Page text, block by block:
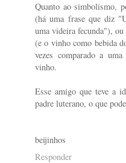
Quanto ao simbolismo,
(há uma frase que diz
uma videira fecunda"),
(e o vinho como bebida
vezes comparado a
vinho.
Esse amigo que teve a
padre luterano, o que
beijinhos
Responder